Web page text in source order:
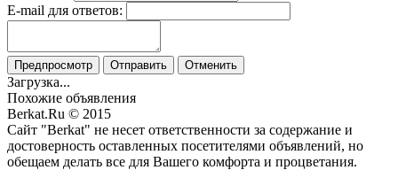
E-mail для ответов:
Предпросмотр Отправить Отменить
Загрузка...
Похожие объявления
Berkat.Ru © 2015
Сайт "Berkat" не несет ответственности за содержание и
достоверность оставленных посетителями объявлений, но
обещаем делать все для Вашего комфорта и процветания.